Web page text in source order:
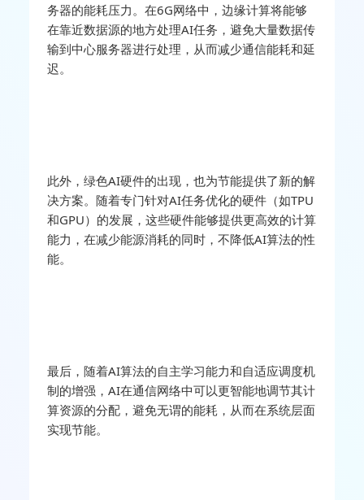
务器的能耗压力。在6G网络中，边缘计算将能够
在靠近数据源的地方处理AI任务，避免大量数据传
输到中心服务器进行处理，从而减少通信能耗和延
迟。
此外，绿色AI硬件的出现，也为节能提供了新的解
决方案。随着专门针对AI任务优化的硬件（如TPU
和GPU）的发展，这些硬件能够提供更高效的计算
能力，在减少能源消耗的同时，不降低AI算法的性
能。
最后，随着AI算法的自主学习能力和自适应调度机
制的增强，AI在通信网络中可以更智能地调节其计
算资源的分配，避免无谓的能耗，从而在系统层面
实现节能。